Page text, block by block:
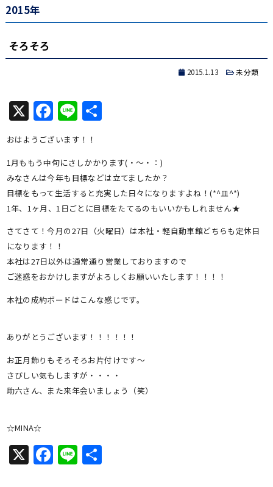
2015年
そろそろ
2015.1.13 未分類
X Facebook
Line共
おはようございます！！
1月ももう中旬にさしかかります(・～・：)
みなさんは今年も目標などは立てましたか？
目標をもって生活すると充実した日々になりますよね！(*^皿^*)
1年、1ヶ月、1日ごとに目標をたてるのもいいかもしれません★
さてさて！今月の27日（火曜日）は本社・軽自動車館どちらも定休日
になります！！
本社は27日以外は通常通り営業しておりますので
ご迷惑をおかけしますがよろしくお願いいたします！！！！
本社の成約ボードはこんな感じです。
ありがとうございます！！！！！！
お正月飾りもそろそろお片付けです～
さびしい気もしますが・・・・
助六さん、また来年会いましょう（笑）
☆MINA☆
X Facebook
Line共